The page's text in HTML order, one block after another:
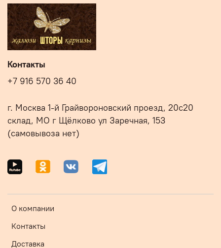
О компании
Контакты
Доставка
Контакты
+7 916 570 36 40
г. Москва 1-й Грайвороновский проезд, 20с20
склад, МО г Щёлково ул Заречная, 153
(самовывоза нет)